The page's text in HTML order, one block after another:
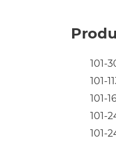
101-
101-
101-
101-
101-